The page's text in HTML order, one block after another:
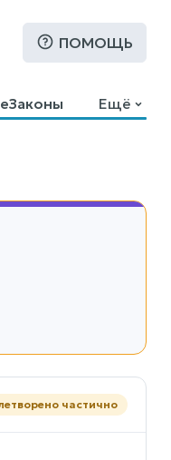
ПОМОЩЬ
Законы
Ещё
частично